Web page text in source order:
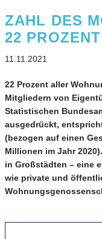
ZAHL DES
22 PROZENT
11.11.2021
22 Prozent aller
Mitgliedern von
Statistischen
ausgedrückt,
(bezogen auf einen
Millionen im Jahr
in Großstädten – eine
wie private und